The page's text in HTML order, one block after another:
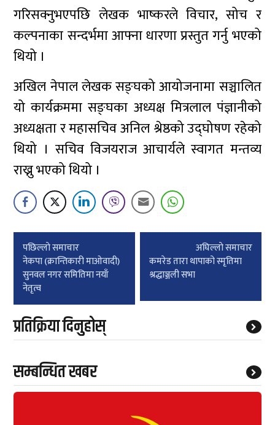
गरिसक्नुभएपछि लेखक भाष्करले विचार, सोच र
कल्पनाका सन्दर्भमा आफ्ना धारणा प्रस्तुत गर्नु भएको
थियो ।
अखिल नेपाल लेखक सङ्घको आयोजनामा सञ्चालित
यो कार्यक्रममा सङ्घका अध्यक्ष मित्रलाल पंज्ञानीको
अध्यक्षता र महासचिव अनिल श्रेष्ठको उद्घोषण रहेको
थियो । सचिव विजयराज आचार्यले स्वागत मन्तव्य
राख्नु भएको थियो ।
Post
navigation
पछिल्लाे समाचार
नेकपा (क्रान्तिकारी माओवादी)
सुनवल नगर समितिमा नयाँ
नेतृत्व
अघिल्लाे समाचार
कमरेड तारा थापाको स्मृतिमा
श्रद्धाञ्जली सभा
प्रतिक्रिया दिनुहोस्
सम्बन्धित खबर